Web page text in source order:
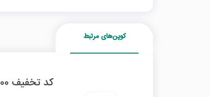
کوپن‌های مرتبط
کد تخفیف 400 هزار تومانی کیس استوک جهان بازار